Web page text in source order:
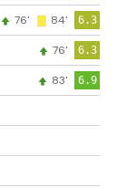
76' 84' 6.3
76' 6.3
83' 6.9